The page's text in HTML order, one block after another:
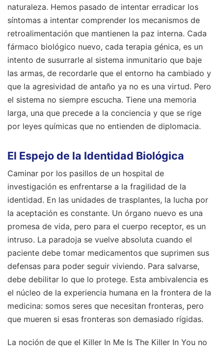
naturaleza. Hemos pasado de intentar erradicar los
síntomas a intentar comprender los mecanismos de
retroalimentación que mantienen la paz interna. Cada
fármaco biológico nuevo, cada terapia génica, es un
intento de susurrarle al sistema inmunitario que baje
las armas, de recordarle que el entorno ha cambiado y
que la agresividad de antaño ya no es una virtud. Pero
el sistema no siempre escucha. Tiene una memoria
larga, una que precede a la conciencia y que se rige
por leyes químicas que no entienden de diplomacia.
El Espejo de la Identidad Biológica
Caminar por los pasillos de un hospital de
investigación es enfrentarse a la fragilidad de la
identidad. En las unidades de trasplantes, la lucha por
la aceptación es constante. Un órgano nuevo es una
promesa de vida, pero para el cuerpo receptor, es un
intruso. La paradoja se vuelve absoluta cuando el
paciente debe tomar medicamentos que suprimen sus
defensas para poder seguir viviendo. Para salvarse,
debe debilitar lo que lo protege. Esta ambivalencia es
el núcleo de la experiencia humana en la frontera de la
medicina: somos seres que necesitan fronteras, pero
que mueren si esas fronteras son demasiado rígidas.
La noción de que el Killer In Me Is The Killer In You no